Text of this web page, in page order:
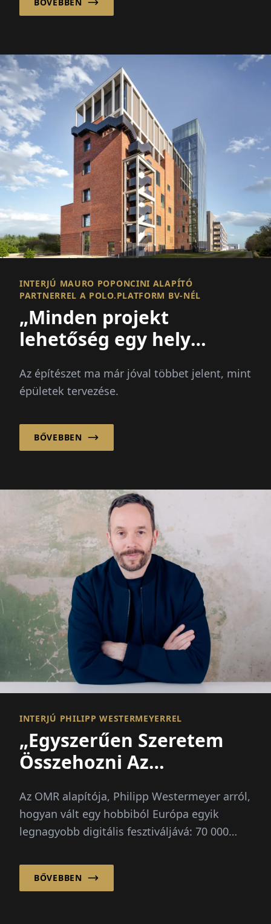
INTERJÚ MAURO POPONCINI ALAPÍTÓ
PARTNERREL A POLO.PLATFORM BV-NÉL
„Minden projekt
lehetőség egy hely
közösség
megerősítésére!”
Az építészet ma már jóval többet jelent, mint
épületek tervezése.
BŐVEBBEN
INTERJÚ PHILIPP WESTERMEYERREL
„Egyszerűen Szeretem
Összehozni Az
Az OMR alapítója, Philipp Westermeyer arról,
hogyan vált egy hobbiból Európa egyik
legnagyobb digitális fesztiváljává: 70 000
nagyszabású terv.
BŐVEBBEN